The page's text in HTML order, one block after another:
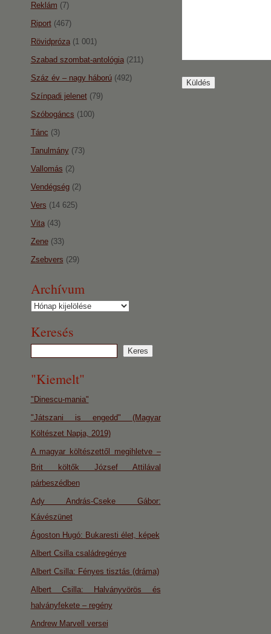
Reklám (7)
Riport(467)
Rövidpróza(1 001)
Szabad szombat-antológia(211)
Száz év – nagy háború(492)
Színpadi jelenet(79)
Szóbogáncs (100)
Tánc (3)
Tanulmány(73)
Vallomás (2)
Vendégség(2)
Vers (14 625)
Vita(43)
Zene(33)
Zsebvers (29)
Archívum
Archívum
Keresés
"Kiemelt"
"Dinescu-mania"
"Játszani is engedd" (Magyar
Költészet Napja, 2019)
A magyar költészettől megihletve –
Brit költők József Attilával
párbeszédben
Ady András-Cseke Gábor:
Kávészünet
Ágoston Hugó: Bukaresti élet, képek
Albert Csilla családregénye
Albert Csilla: Fényes tisztás (dráma)
Albert Csilla: Halványvörös és
halványfekete – regény
Andrew Marvell versei